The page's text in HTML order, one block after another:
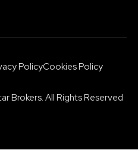
Brokers. All Rights Reserved
PolicyCookies Policy